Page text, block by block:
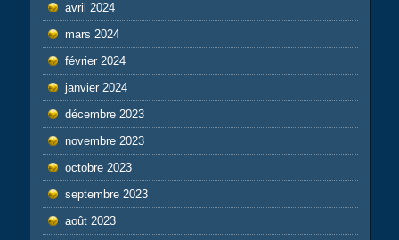
avril 2024
mars 2024
février 2024
janvier 2024
décembre 2023
novembre 2023
octobre 2023
septembre 2023
août 2023